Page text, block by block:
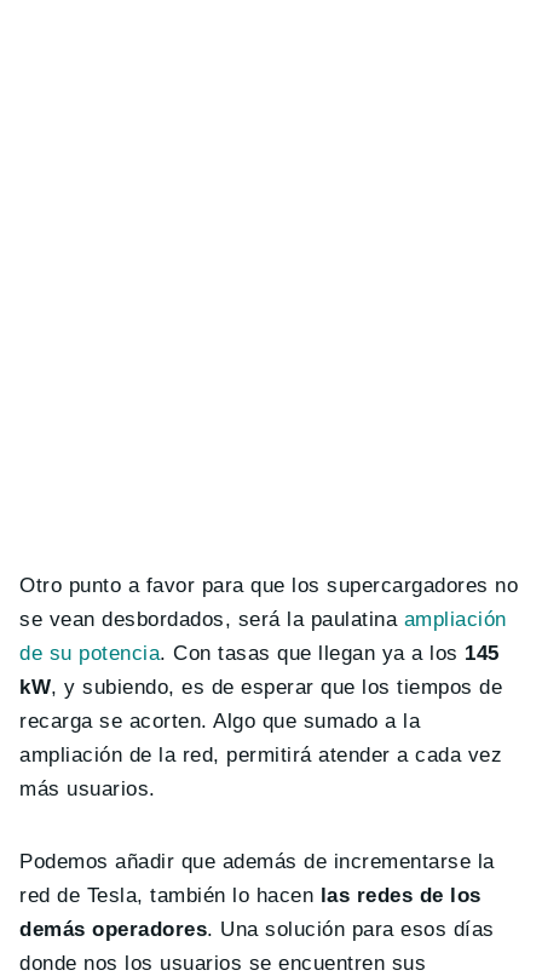
Otro punto a favor para que los supercargadores no
se vean desbordados, será la paulatina ampliación
de su potencia. Con tasas que llegan ya a los 145
kW, y subiendo, es de esperar que los tiempos de
recarga se acorten. Algo que sumado a la
ampliación de la red, permitirá atender a cada vez
más usuarios.
Podemos añadir que además de incrementarse la
red de Tesla, también lo hacen las redes de los
demás operadores. Una solución para esos días
donde nos los usuarios se encuentren sus